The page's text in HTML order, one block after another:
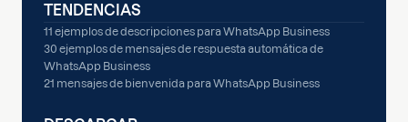
TENDENCIAS
11 ejemplos de descripciones para WhatsApp Business
30 ejemplos de mensajes de respuesta automática de
WhatsApp Business
21 mensajes de bienvenida para WhatsApp Business